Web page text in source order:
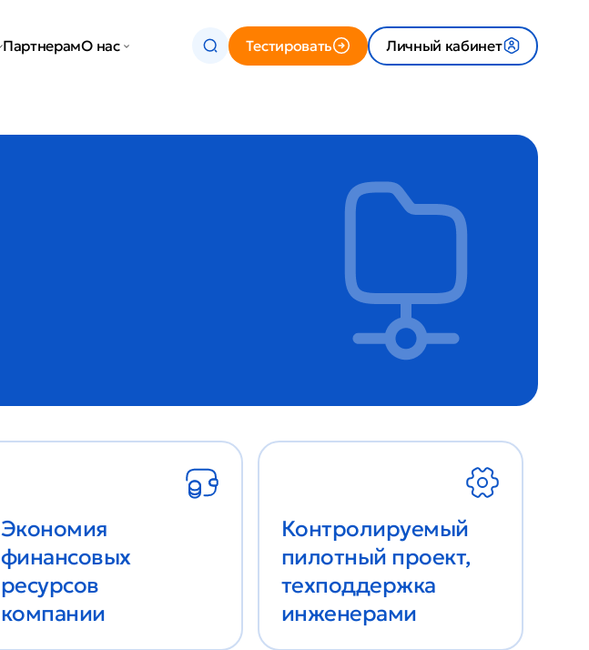
ПартнерамО нас Тестировать Личный кабинет
Экономия
финансовых
ресурсов
компании
Контролируемый
пилотный проект,
техподдержка
инженерами